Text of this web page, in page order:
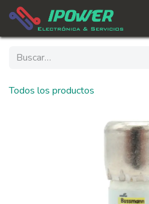
Ir al contenido
Todos los productos